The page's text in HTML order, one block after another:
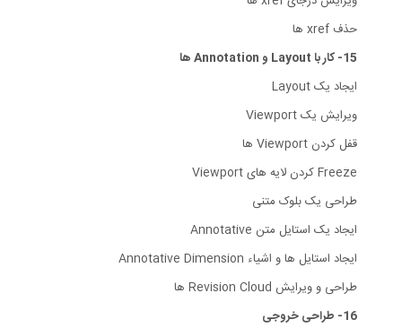
حذف xref ها
15- کار با Layout و Annotation ها
ایجاد یک Layout
ویرایش یک Viewport
قفل کردن Viewport ها
Freeze کردن لایه های Viewport
طراحی یک بلوک متنی
ایجاد یک استایل متن Annotative
ایجاد استایل ها و اشیاء Annotative Dimension
طراحی و ویرایش Revision Cloud ها
16- طراحی خروجی